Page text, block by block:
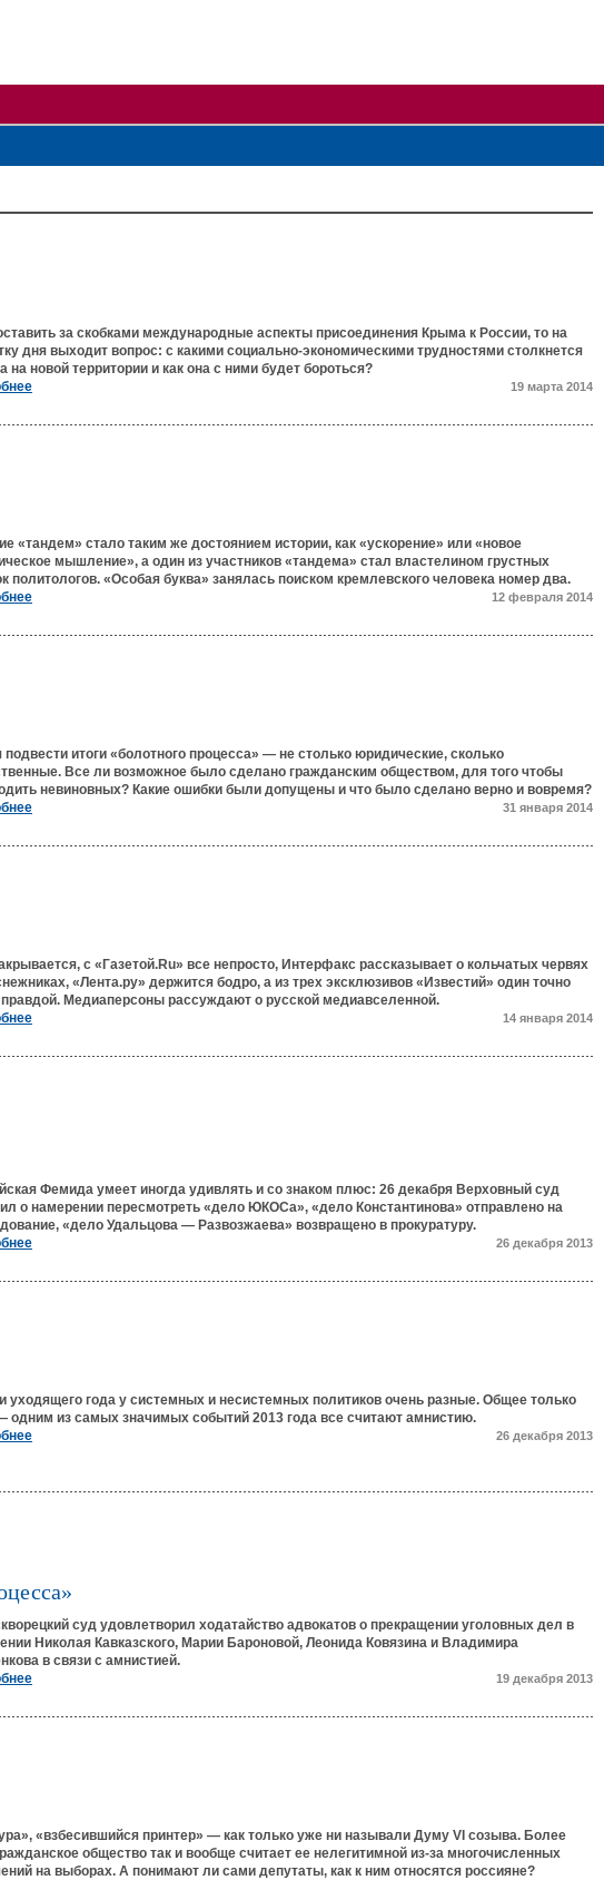
за скобками международные аспекты присоединения Крыма к России, то на
дня выходит вопрос: с какими социально-экономическими трудностями столкнется
на новой территории и как она с ними будет бороться?
19 марта 2014
«тандем» стало таким же достоянием истории, как «ускорение» или «новое
мышление», а один из участников «тандема» стал властелином грустных
политологов. «Особая буква» занялась поиском кремлевского человека номер два.
12 февраля 2014
подвести итоги «болотного процесса» — не столько юридические, сколько
Все ли возможное было сделано гражданским обществом, для того чтобы
невиновных? Какие ошибки были допущены и что было сделано верно и вовремя?
31 января 2014
с «Газетой.Ru» все непросто, Интерфакс рассказывает о кольчатых червях
«Лента.ру» держится бодро, а из трех эксклюзивов «Известий» один точно
Медиаперсоны рассуждают о русской медиавселенной.
14 января 2014
Фемида умеет иногда удивлять и со знаком плюс: 26 декабря Верховный суд
о намерении пересмотреть «дело ЮКОСа», «дело Константинова» отправлено на
«дело Удальцова — Развозжаева» возвращено в прокуратуру.
26 декабря 2013
уходящего года у системных и несистемных политиков очень разные. Общее только
одним из самых значимых событий 2013 года все считают амнистию.
26 декабря 2013
суд удовлетворил ходатайство адвокатов о прекращении уголовных дел в
Николая Кавказского, Марии Бароновой, Леонида Ковязина и Владимира
в связи с амнистией.
19 декабря 2013
«взбесившийся принтер» — как только уже ни называли Думу VI созыва. Более
общество так и вообще считает ее нелегитимной из-за многочисленных
на выборах. А понимают ли сами депутаты, как к ним относятся россияне?